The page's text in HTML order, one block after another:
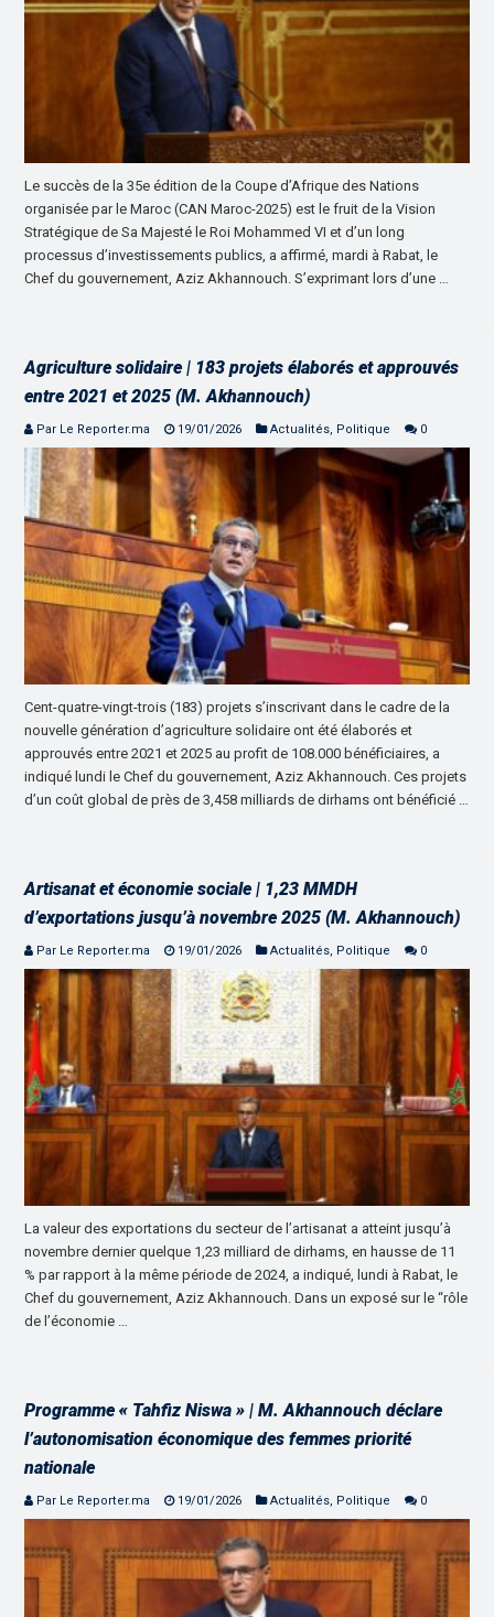
Le succès de la 35e édition de la Coupe d’Afrique des Nations
organisée par le Maroc (CAN Maroc-2025) est le fruit de la Vision
Stratégique de Sa Majesté le Roi Mohammed VI et d’un long
processus d’investissements publics, a affirmé, mardi à Rabat, le
Chef du gouvernement, Aziz Akhannouch. S’exprimant lors d’une …
Agriculture solidaire | 183 projets élaborés et approuvés
entre 2021 et 2025 (M. Akhannouch)
Par Le Reporter.ma 19/01/2026 Actualités, Politique 0
Cent-quatre-vingt-trois (183) projets s’inscrivant dans le cadre de la
nouvelle génération d’agriculture solidaire ont été élaborés et
approuvés entre 2021 et 2025 au profit de 108.000 bénéficiaires, a
indiqué lundi le Chef du gouvernement, Aziz Akhannouch. Ces projets
d’un coût global de près de 3,458 milliards de dirhams ont bénéficié …
Artisanat et économie sociale | 1,23 MMDH
d’exportations jusqu’à novembre 2025 (M. Akhannouch)
Par Le Reporter.ma 19/01/2026 Actualités, Politique 0
La valeur des exportations du secteur de l’artisanat a atteint jusqu’à
novembre dernier quelque 1,23 milliard de dirhams, en hausse de 11
% par rapport à la même période de 2024, a indiqué, lundi à Rabat, le
Chef du gouvernement, Aziz Akhannouch. Dans un exposé sur le “rôle
de l’économie …
Programme « Tahfiz Niswa » | M. Akhannouch déclare
l’autonomisation économique des femmes priorité
nationale
Par Le Reporter.ma 19/01/2026 Actualités, Politique 0